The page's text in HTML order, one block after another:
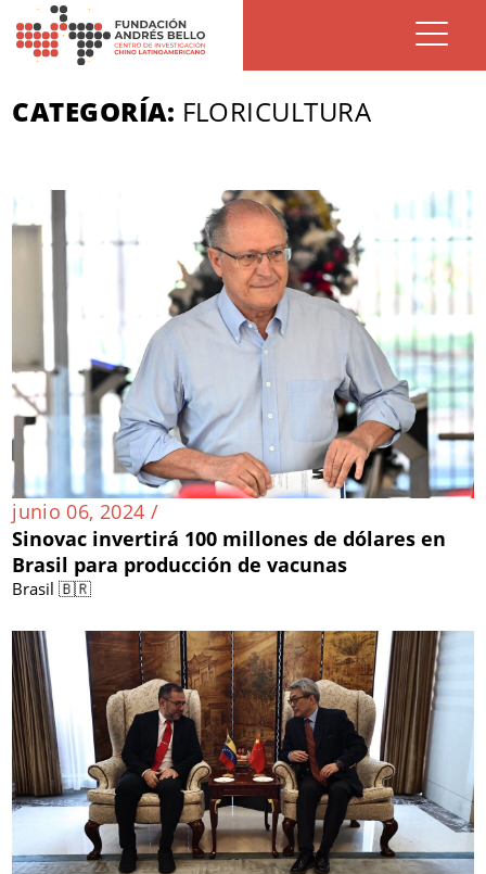
CATEGORÍA: FLORICULTURA
junio 06, 2024 /
Sinovac invertirá 100 millones de dólares en
Brasil para producción de vacunas
Brasil 🇧🇷